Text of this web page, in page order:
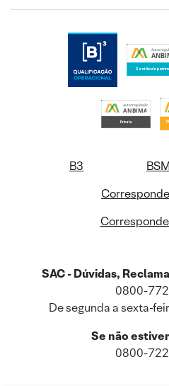
B3
SAC - Dúvidas,
0800-
De segunda a sexta-
Se não
0800-